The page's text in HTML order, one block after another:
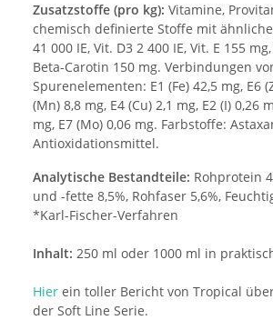
Zusatzstoffe (pro kg): Vitamine,
chemisch definierte Stoffe mit
41 000 IE, Vit. D3 2 400 IE, Vit. E 155
Beta-Carotin 150 mg. Verbindungen
Spurenelementen: E1 (Fe) 42,5 mg, E6
(Mn) 8,8 mg, E4 (Cu) 2,1 mg, E2 (I) 0,26
mg, E7 (Mo) 0,06 mg. Farbstoffe:
Antioxidationsmittel.
Analytische Bestandteile: Rohprotein
und -fette 8,5%, Rohfaser 5,6%,
*Karl-Fischer-Verfahren
Inhalt: 250 ml oder 1000 ml in
Hier ein toller Bericht von Tropical
der Soft Line Serie.